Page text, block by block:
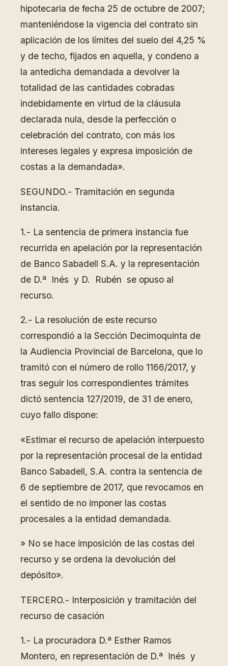
hipotecaria de fecha 25 de octubre de 2007;
manteniéndose la vigencia del contrato sin
aplicación de los límites del suelo del 4,25 %
y de techo, fijados en aquella, y condeno a
la antedicha demandada a devolver la
totalidad de las cantidades cobradas
indebidamente en virtud de la cláusula
declarada nula, desde la perfección o
celebración del contrato, con más los
intereses legales y expresa imposición de
costas a la demandada».
SEGUNDO.- Tramitación en segunda
instancia.
1.- La sentencia de primera instancia fue
recurrida en apelación por la representación
de Banco Sabadell S.A. y la representación
de D.ª Inés y D. Rubén se opuso al
recurso.
2.- La resolución de este recurso
correspondió a la Sección Decimoquinta de
la Audiencia Provincial de Barcelona, que lo
tramitó con el número de rollo 1166/2017, y
tras seguir los correspondientes trámites
dictó sentencia 127/2019, de 31 de enero,
cuyo fallo dispone:
«Estimar el recurso de apelación interpuesto
por la representación procesal de la entidad
Banco Sabadell, S.A. contra la sentencia de
6 de septiembre de 2017, que revocamos en
el sentido de no imponer las costas
procesales a la entidad demandada.
» No se hace imposición de las costas del
recurso y se ordena la devolución del
depósito».
TERCERO.- Interposición y tramitación del
recurso de casación
1.- La procuradora D.ª Esther Ramos
Montero, en representación de D.ª Inés y